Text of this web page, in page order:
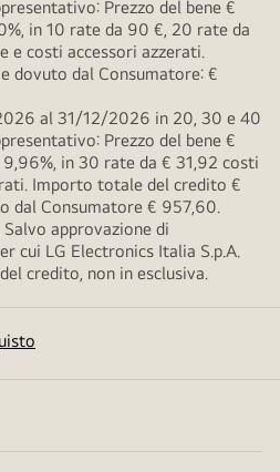
Prezzo del bene €
in 10 rate da 90 €, 20 rate da
e costi accessori azzerati.
dovuto dal Consumatore: €
al 31/12/2026 in 20, 30 e 40
Prezzo del bene €
in 30 rate da € 31,92 costi
Importo totale del credito €
dal Consumatore € 957,60.
approvazione di
cui LG Electronics Italia S.p.A.
credito, non in esclusiva.